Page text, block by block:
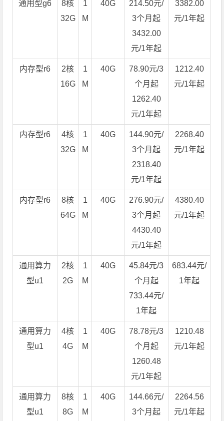
通用型g6
8核
32G
1
M
40G
214.50元/
3个月起
3432.00
元/1年起
3382.00
元/1年起
内存型r6
2核
16G
1
M
40G
78.90元/3
个月起
1262.40
元/1年起
1212.40
元/1年起
内存型r6
4核
32G
1
M
40G
144.90元/
3个月起
2318.40
元/1年起
2268.40
元/1年起
内存型r6
8核
64G
1
M
40G
276.90元/
3个月起
4430.40
元/1年起
4380.40
元/1年起
通用算力
型u1
2核
2G
1
M
40G
45.84元/3
个月起
733.44元/
1年起
683.44元/
1年起
通用算力
型u1
4核
4G
1
M
40G
78.78元/3
个月起
1260.48
元/1年起
1210.48
元/1年起
通用算力
型u1
8核
8G
1
M
40G
144.66元/
3个月起
2264.56
元/1年起